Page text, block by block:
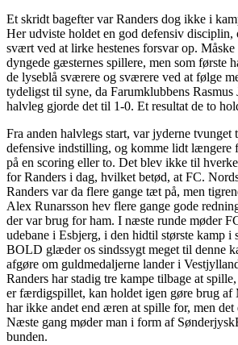
Et skridt bagefter var Randers dog ikke i
Her udviste holdet en god defensiv
svært ved at lirke hestenes forsvar op.
dyngede gæsternes spillere, men som første
de lyseblå sværere og sværere ved at følge
tydeligst til syne, da Farumklubbens Rasmus
halvleg gjorde det til 1-0. Et resultat de to
Fra anden halvlegs start, var jyderne tvunget
defensive indstilling, og komme lidt længere
på en scoring eller to. Det blev ikke til
for Randers i dag, hvilket betød, at FC.
Randers var da flere gange tæt på, men
Alex Runarsson hev flere gange gode
der var brug for ham. I næste runde møder
udebane i Esbjerg, i den hidtil største kamp i
BOLD glæder os sindssygt meget til denne
afgøre om guldmedaljerne lander i
Randers har stadig tre kampe tilbage at
er færdigspillet, kan holdet igen gøre brug af
har ikke andet end æren at spille for, men det
Næste gang møder man i form af
bunden.